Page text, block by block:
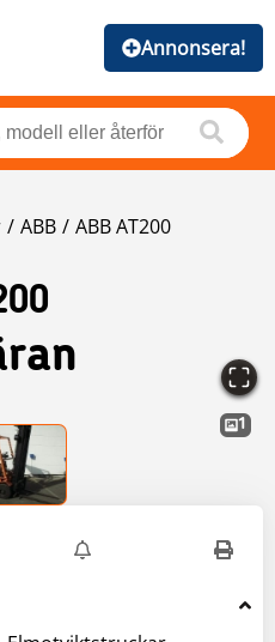
Annonsera!
ABB ABB AT200
1